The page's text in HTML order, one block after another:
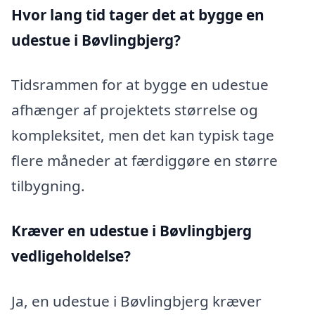
Hvor lang tid tager det at bygge en
udestue i Bøvlingbjerg?
Tidsrammen for at bygge en udestue
afhænger af projektets størrelse og
kompleksitet, men det kan typisk tage
flere måneder at færdiggøre en større
tilbygning.
Kræver en udestue i Bøvlingbjerg
vedligeholdelse?
Ja, en udestue i Bøvlingbjerg kræver